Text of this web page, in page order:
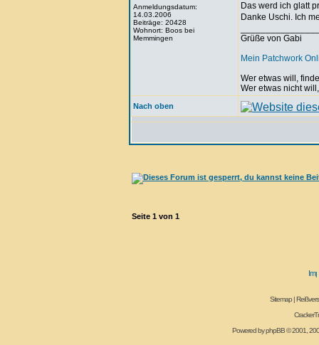
Anmeldungsdatum:
14.03.2006
Beiträge: 20428
Wohnort: Boos bei
Memmingen
Das werd ich glatt
Danke Uschi. Ich
Grüße von Gabi
Mein Patchwork
Wer etwas will,
Wer etwas nicht
Nach oben
Seite 1 von 1
Sitemap|
Powered byphpBB© 2001,